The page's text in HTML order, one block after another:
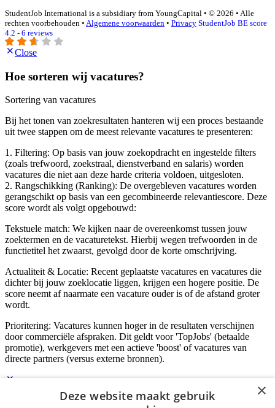
StudentJob International is a subsidiary from YoungCapital • © 2026 • Alle
rechten voorbehouden • Algemene voorwaarden • Privacy StudentJob BE score
4.2 - 6 reviews
Close
Hoe sorteren wij vacatures?
Sortering van vacatures
Bij het tonen van zoekresultaten hanteren wij een proces bestaande
uit twee stappen om de meest relevante vacatures te presenteren:
1. Filtering: Op basis van jouw zoekopdracht en ingestelde filters
(zoals trefwoord, zoekstraal, dienstverband en salaris) worden
vacatures die niet aan deze harde criteria voldoen, uitgesloten.
2. Rangschikking (Ranking): De overgebleven vacatures worden
gerangschikt op basis van een gecombineerde relevantiescore. Deze
score wordt als volgt opgebouwd:
Tekstuele match: We kijken naar de overeenkomst tussen jouw
zoektermen en de vacaturetekst. Hierbij wegen trefwoorden in de
functietitel het zwaarst, gevolgd door de korte omschrijving.
Actualiteit & Locatie: Recent geplaatste vacatures en vacatures die
dichter bij jouw zoeklocatie liggen, krijgen een hogere positie. De
score neemt af naarmate een vacature ouder is of de afstand groter
wordt.
Prioritering: Vacatures kunnen hoger in de resultaten verschijnen
door commerciële afspraken. Dit geldt voor 'TopJobs' (betaalde
promotie), werkgevers met een actieve 'boost' of vacatures van
directe partners (versus externe bronnen).
×
Deze website maakt gebruik